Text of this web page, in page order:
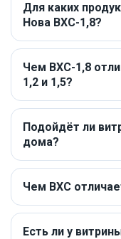
Для каких
Нова ВХС-1,8?
Чем ВХС-1,8
1,2 и 1,5?
Подойдёт ли
дома?
Чем ВХС
Есть ли у